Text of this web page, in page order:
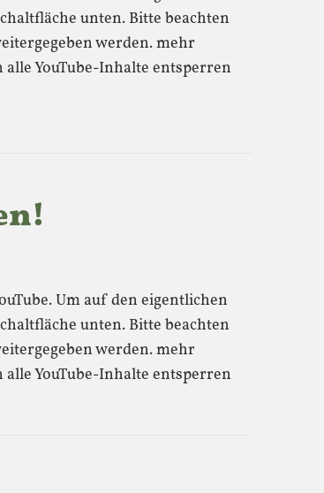
unten. Bitte beachten
werden. mehr
YouTube-Inhalte entsperren
Um auf den eigentlichen
unten. Bitte beachten
werden. mehr
YouTube-Inhalte entsperren